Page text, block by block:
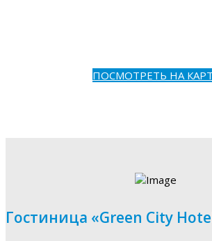
ПОСМОТРЕТЬ НА
Гостиница «Green City